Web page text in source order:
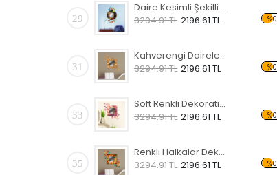
29
Daire Kesimli Şekilli Kelebekli Dekoratif Ahşap Çerçeveli Ayna
3294.91 TL 2196.61 TL %0
31
Kahverengi Daireler Dekoratif Ahşap Çerçeveli Ayna
3294.91 TL 2196.61 TL %0
33
Soft Renkli Dekoratif Ahşap Çerçeveli Ayna
3294.91 TL 2196.61 TL %0
35
Renkli Halkalar Dekoratif Ahşap Çerçeveli Ayna
3294.91 TL 2196.61 TL %0